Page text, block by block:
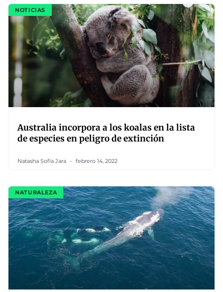
NOTICIAS
Australia incorpora a los koalas en la lista
de especies en peligro de extinción
Natasha Sofía Jara febrero 14, 2022
NATURALEZA